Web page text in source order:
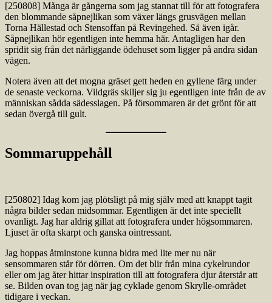
[250808] Många är gångerna som jag stannat till för att fotografera
den blommande såpnejlikan som växer längs grusvägen mellan
Torna Hällestad och Stensoffan på Revingehed. Så även igår.
Såpnejlikan hör egentligen inte hemma här. Antagligen har den
spridit sig från det närliggande ödehuset som ligger på andra sidan
vägen.
Notera även att det mogna gräset gett heden en gyllene färg under
de senaste veckorna. Vildgräs skiljer sig ju egentligen inte från de av
människan sådda sädesslagen. På försommaren är det grönt för att
sedan övergå till gult.
Sommaruppehåll
[250802] Idag kom jag plötsligt på mig själv med att knappt tagit
några bilder sedan midsommar. Egentligen är det inte speciellt
ovanligt. Jag har aldrig gillat att fotografera under högsommaren.
Ljuset är ofta skarpt och ganska ointressant.
Jag hoppas åtminstone kunna bidra med lite mer nu när
sensommaren står för dörren. Om det blir från mina cykelrundor
eller om jag åter hittar inspiration till att fotografera djur återstår att
se. Bilden ovan tog jag när jag cyklade genom Skrylle-området
tidigare i veckan.